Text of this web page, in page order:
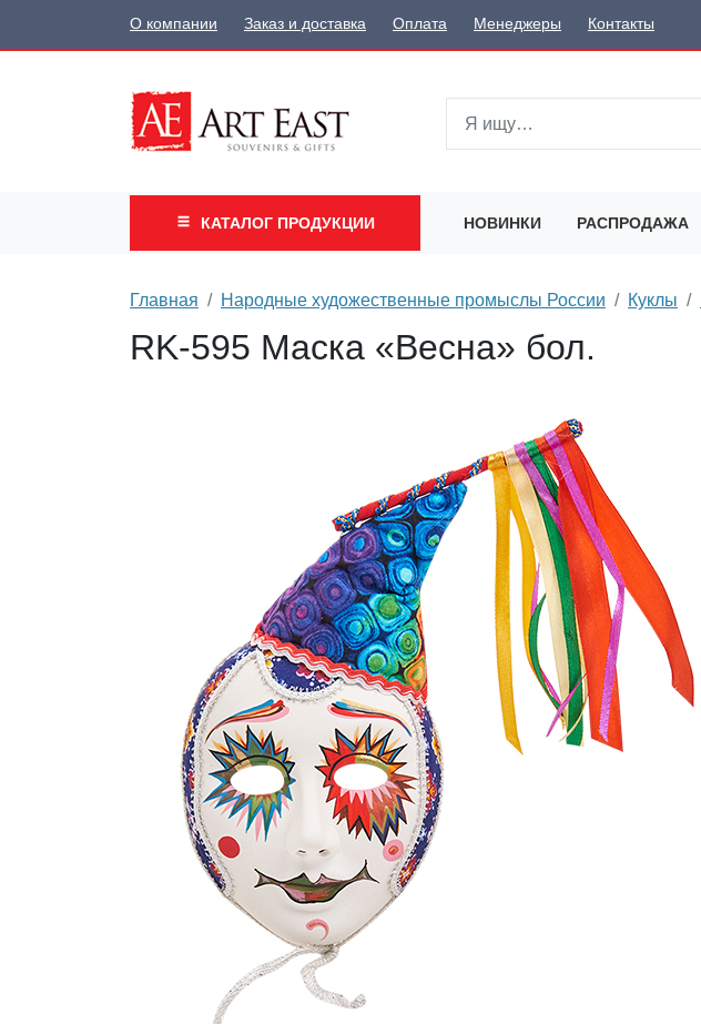
О компании Заказ и доставка Оплата Менеджеры Контакты
КАТАЛОГ ПРОДУКЦИИ НОВИНКИ РАСПРОДАЖА
Главная Народные художественные промыслы России Куклы
RK-595 Маска «Весна» бол.